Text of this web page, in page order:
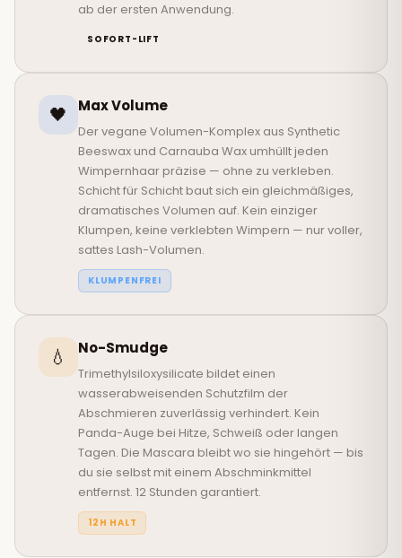
ab der ersten Anwendung.
SOFORT-LIFT
🖤 Max Volume
Der vegane Volumen-Komplex aus Synthetic
Beeswax und Carnauba Wax umhüllt jeden
Wimpernhaar präzise — ohne zu verkleben.
Schicht für Schicht baut sich ein gleichmäßiges,
dramatisches Volumen auf. Kein einziger
Klumpen, keine verklebten Wimpern — nur voller,
sattes Lash-Volumen.
KLUMPENFREI
💧 No-Smudge
Trimethylsiloxysilicate bildet einen
wasserabweisenden Schutzfilm der
Abschmieren zuverlässig verhindert. Kein
Panda-Auge bei Hitze, Schweiß oder langen
Tagen. Die Mascara bleibt wo sie hingehört — bis
du sie selbst mit einem Abschminkmittel
entfernst. 12 Stunden garantiert.
12H HALT